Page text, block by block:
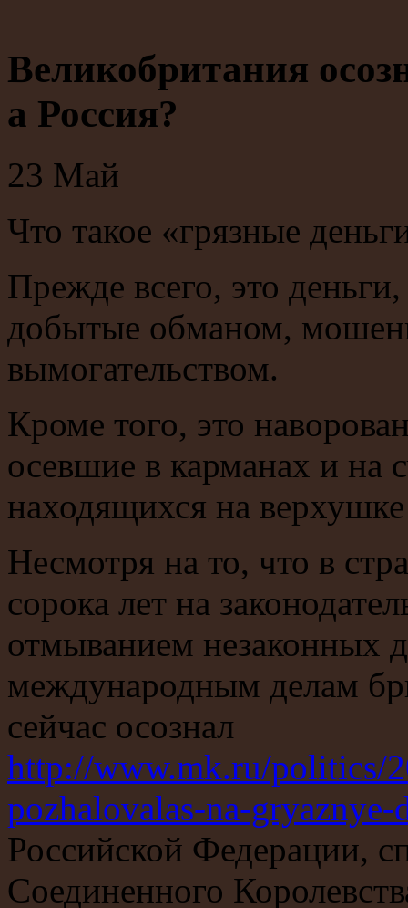
Великобритания
а Россия?
23 Май
Что такое «грязные
Прежде всего, это
добытые обманом,
вымогательством.
Кроме того, это
осевшие в карманах и на
находящихся на
Несмотря на то, что в
сорока лет на
отмыванием незаконных
международным делам
сейчас осознал
http://www.mk.ru/politics/
pozhalovalas-na-
Российской Федерации,
Соединенного